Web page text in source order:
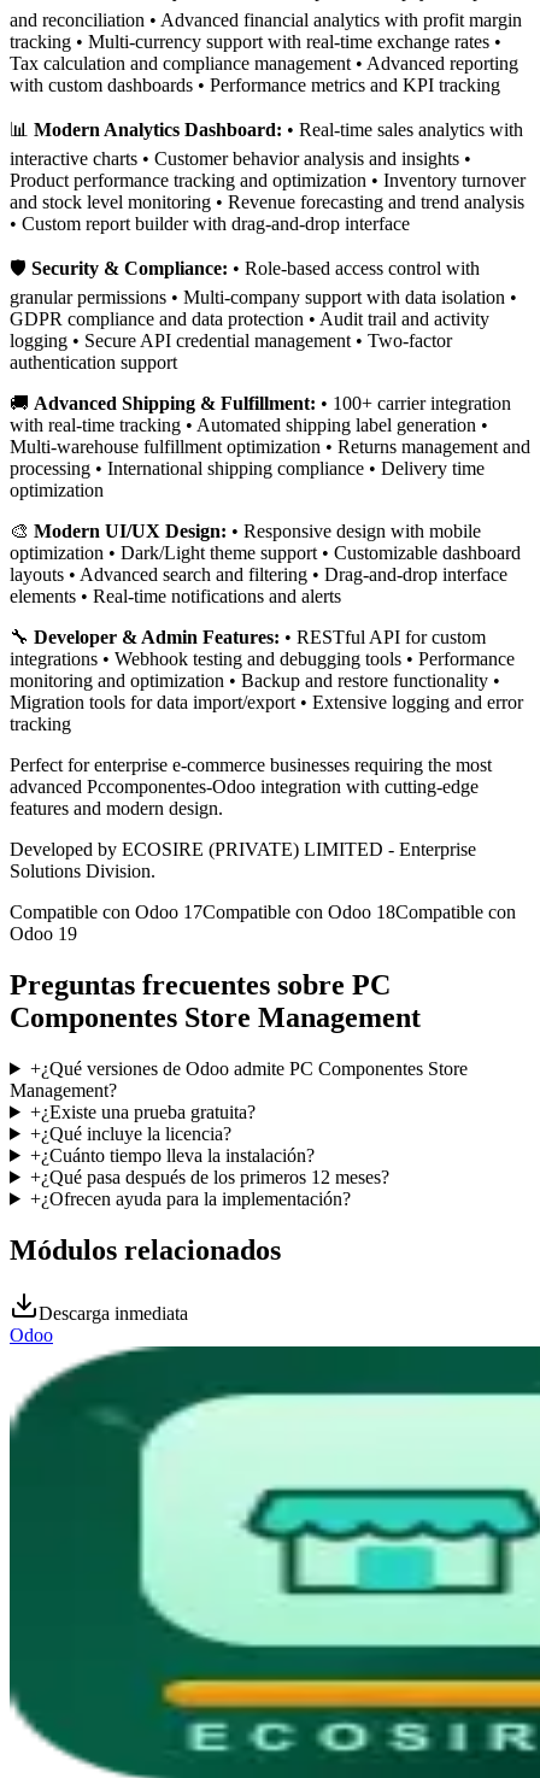
and reconciliation • Advanced financial analytics with profit margin
tracking • Multi-currency support with real-time exchange rates •
Tax calculation and compliance management • Advanced reporting
with custom dashboards • Performance metrics and KPI tracking
📊 Modern Analytics Dashboard: • Real-time sales analytics with
interactive charts • Customer behavior analysis and insights •
Product performance tracking and optimization • Inventory turnover
and stock level monitoring • Revenue forecasting and trend analysis
• Custom report builder with drag-and-drop interface
🛡️ Security & Compliance: • Role-based access control with
granular permissions • Multi-company support with data isolation •
GDPR compliance and data protection • Audit trail and activity
logging • Secure API credential management • Two-factor
authentication support
🚚 Advanced Shipping & Fulfillment: • 100+ carrier integration
with real-time tracking • Automated shipping label generation •
Multi-warehouse fulfillment optimization • Returns management and
processing • International shipping compliance • Delivery time
optimization
🎨 Modern UI/UX Design: • Responsive design with mobile
optimization • Dark/Light theme support • Customizable dashboard
layouts • Advanced search and filtering • Drag-and-drop interface
elements • Real-time notifications and alerts
🔧 Developer & Admin Features: • RESTful API for custom
integrations • Webhook testing and debugging tools • Performance
monitoring and optimization • Backup and restore functionality •
Migration tools for data import/export • Extensive logging and error
tracking
Perfect for enterprise e-commerce businesses requiring the most
advanced Pccomponentes-Odoo integration with cutting-edge
features and modern design.
Developed by ECOSIRE (PRIVATE) LIMITED - Enterprise
Solutions Division.
Compatible con Odoo 17Compatible con Odoo 18Compatible con
Odoo 19
Preguntas frecuentes sobre PC
Componentes Store Management
+¿Qué versiones de Odoo admite PC Componentes Store
Management?
+¿Existe una prueba gratuita?
+¿Qué incluye la licencia?
+¿Cuánto tiempo lleva la instalación?
+¿Qué pasa después de los primeros 12 meses?
+¿Ofrecen ayuda para la implementación?
Módulos relacionados
Descarga inmediata
Odoo